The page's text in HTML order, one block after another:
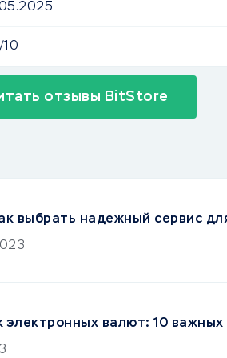
отзывы BitStore
выбрать надежный сервис
электронных валют: 10 важных